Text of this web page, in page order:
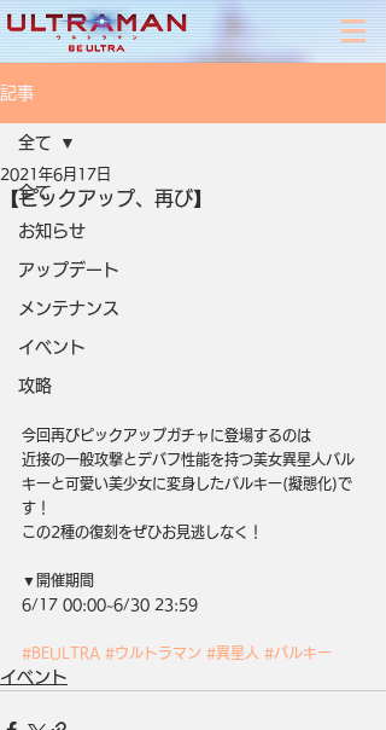
記事
全て
お知らせ
アップデート
メンテナンス
イベント
攻略
全て
【ピックアップ、再び】
2021年6月17日
今回再びピックアップガチャに登場するのは
近接の一般攻撃とデバフ性能を持つ美女異星人バル
キーと可愛い美少女に変身したバルキー(擬態化)で
す！
この2種の復刻をぜひお見逃しなく！
▼開催期間
6/17 00:00~6/30 23:59
#BEULTRA #ウルトラマン #異星人 #バルキー
イベント